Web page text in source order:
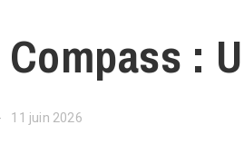
:
11 juin 2026